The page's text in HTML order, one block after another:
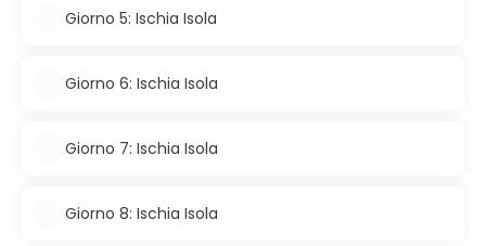
Giorno 5: Ischia Isola
Giorno 6: Ischia Isola
Giorno 7: Ischia Isola
Giorno 8: Ischia Isola